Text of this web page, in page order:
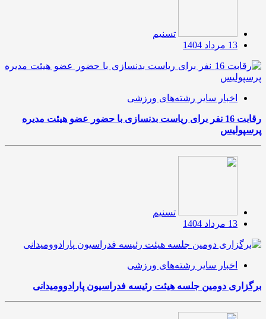
تسنیم
13 مرداد 1404
اخبار سایر رشته‌های ورزشی
رقابت 16 نفر برای ریاست بدنسازی با حضور عضو هیئت مدیره
پرسپولیس
تسنیم
13 مرداد 1404
اخبار سایر رشته‌های ورزشی
برگزاری دومین جلسه هیئت رئیسه فدراسیون پارادوومیدانی